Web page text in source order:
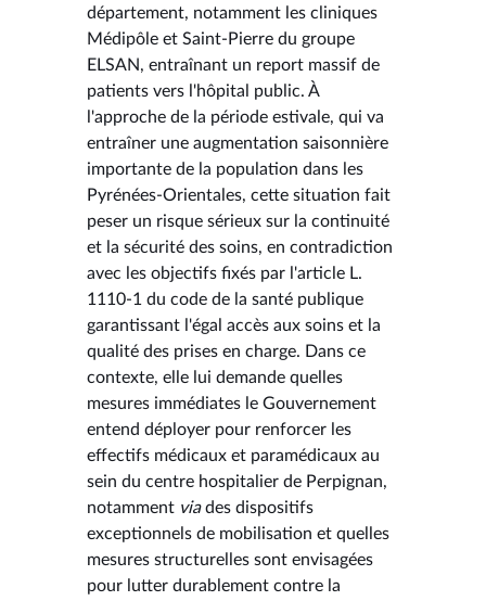
département, notamment les cliniques
Médipôle et Saint-Pierre du groupe
ELSAN, entraînant un report massif de
patients vers l'hôpital public. À
l'approche de la période estivale, qui va
entraîner une augmentation saisonnière
importante de la population dans les
Pyrénées-Orientales, cette situation fait
peser un risque sérieux sur la continuité
et la sécurité des soins, en contradiction
avec les objectifs fixés par l'article L.
1110-1 du code de la santé publique
garantissant l'égal accès aux soins et la
qualité des prises en charge. Dans ce
contexte, elle lui demande quelles
mesures immédiates le Gouvernement
entend déployer pour renforcer les
effectifs médicaux et paramédicaux au
sein du centre hospitalier de Perpignan,
notamment viades dispositifs
exceptionnels de mobilisation et quelles
mesures structurelles sont envisagées
pour lutter durablement contre la